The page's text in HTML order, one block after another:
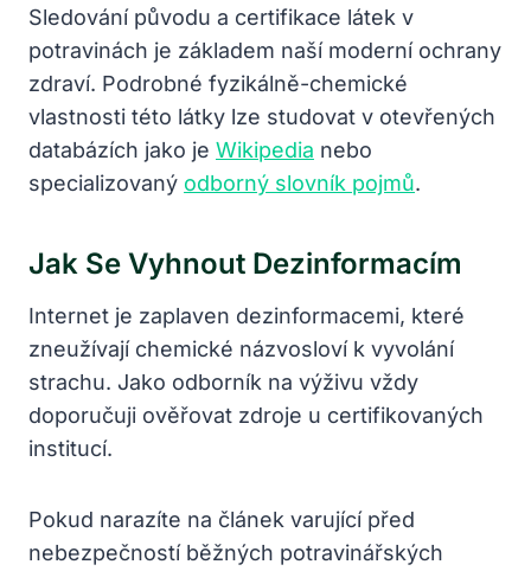
Sledování původu a certifikace látek v
potravinách je základem naší moderní ochrany
zdraví. Podrobné fyzikálně-chemické
vlastnosti této látky lze studovat v otevřených
databázích jako je Wikipedia nebo
specializovaný odborný slovník pojmů.
Jak Se Vyhnout Dezinformacím
Internet je zaplaven dezinformacemi, které
zneužívají chemické názvosloví k vyvolání
strachu. Jako odborník na výživu vždy
doporučuji ověřovat zdroje u certifikovaných
institucí.
Pokud narazíte na článek varující před
nebezpečností běžných potravinářských